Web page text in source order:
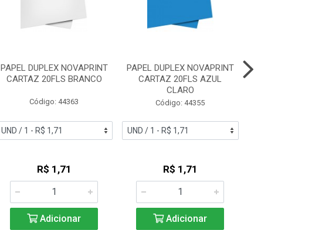
PAPEL DUPLEX NOVAPRINT
CARTAZ 20FLS BRANCO
Código: 44363
R$ 1,71
Adicionar
PAPEL DUPLEX NOVAPRINT
CARTAZ 20FLS AZUL
CLARO
Código: 44355
R$ 1,71
Adicionar
PAPEL DUPLEX